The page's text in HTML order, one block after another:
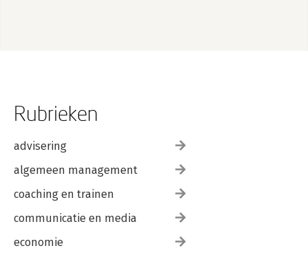
Rubrieken
advisering
algemeen management
coaching en trainen
communicatie en media
economie